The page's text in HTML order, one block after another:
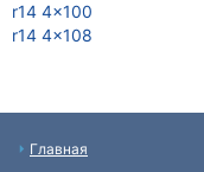
r14 4x100
r14 4x108
Главная